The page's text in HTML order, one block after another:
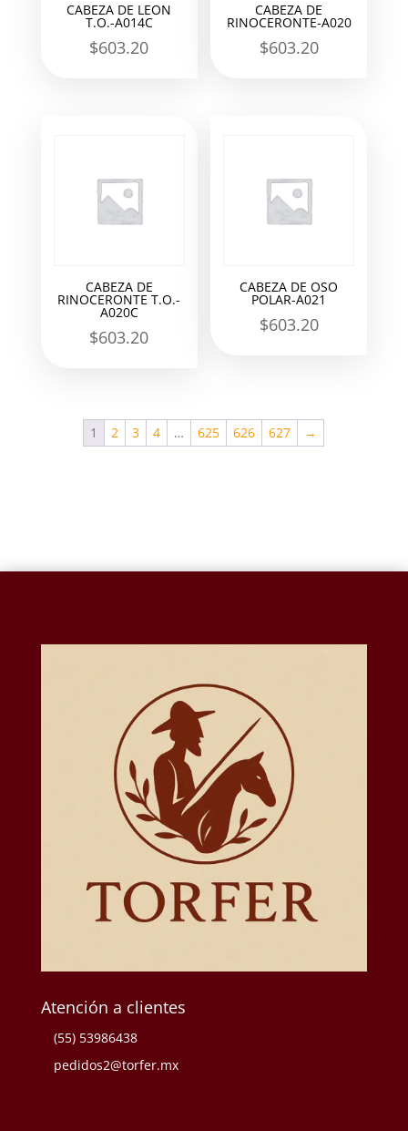
CABEZA DE LEON
T.O.-A014C
$603.20
CABEZA DE
RINOCERONTE-A020
$603.20
CABEZA DE
RINOCERONTE T.O.-
A020C
$603.20
CABEZA DE OSO
POLAR-A021
$603.20
1 2 3 4 … 625 626 627 →
Atención a clientes
(55) 53986438
pedidos2@torfer.mx